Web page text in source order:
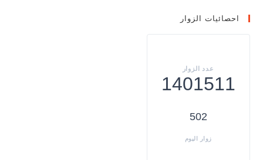
احصائيات الزوار
1401511
502